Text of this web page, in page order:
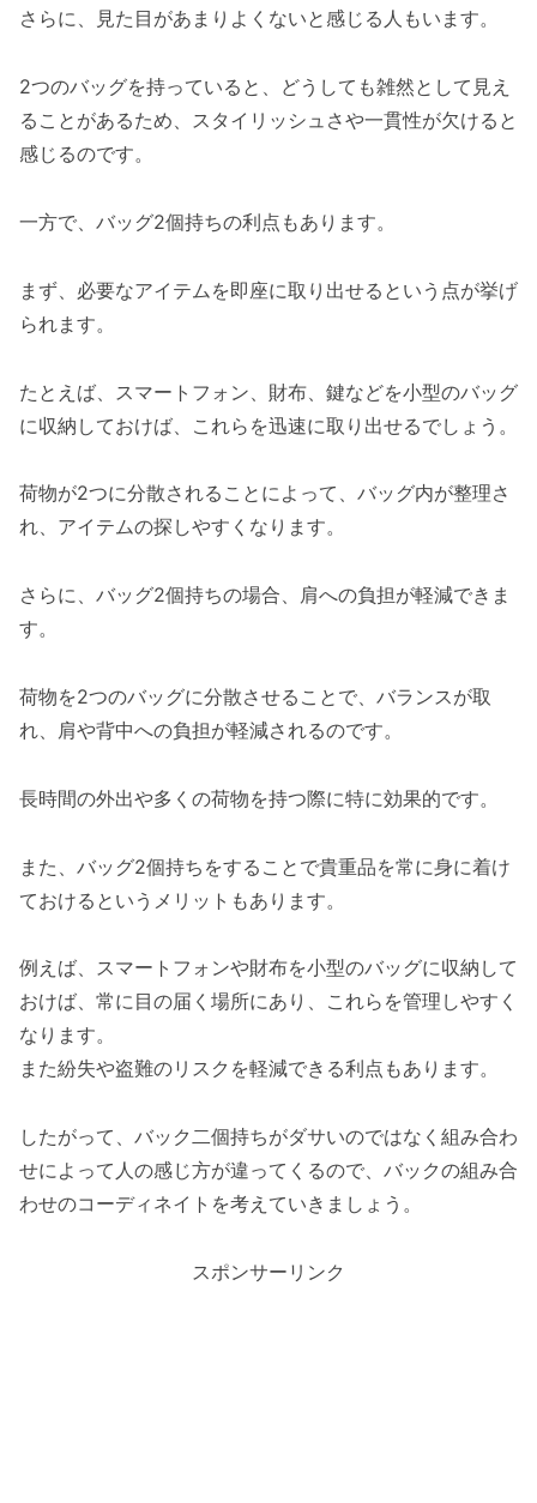
さらに、見た目があまりよくないと感じる人もいます。
2つのバッグを持っていると、どうしても雑然として見え
ることがあるため、スタイリッシュさや一貫性が欠けると
感じるのです。
一方で、バッグ2個持ちの利点もあります。
まず、必要なアイテムを即座に取り出せるという点が挙げ
られます。
たとえば、スマートフォン、財布、鍵などを小型のバッグ
に収納しておけば、これらを迅速に取り出せるでしょう。
荷物が2つに分散されることによって、バッグ内が整理さ
れ、アイテムの探しやすくなります。
さらに、バッグ2個持ちの場合、肩への負担が軽減できま
す。
荷物を2つのバッグに分散させることで、バランスが取
れ、肩や背中への負担が軽減されるのです。
長時間の外出や多くの荷物を持つ際に特に効果的です。
また、バッグ2個持ちをすることで貴重品を常に身に着け
ておけるというメリットもあります。
例えば、スマートフォンや財布を小型のバッグに収納して
おけば、常に目の届く場所にあり、これらを管理しやすく
なります。
また紛失や盗難のリスクを軽減できる利点もあります。
したがって、バック二個持ちがダサいのではなく組み合わ
せによって人の感じ方が違ってくるので、バックの組み合
わせのコーディネイトを考えていきましょう。
スポンサーリンク